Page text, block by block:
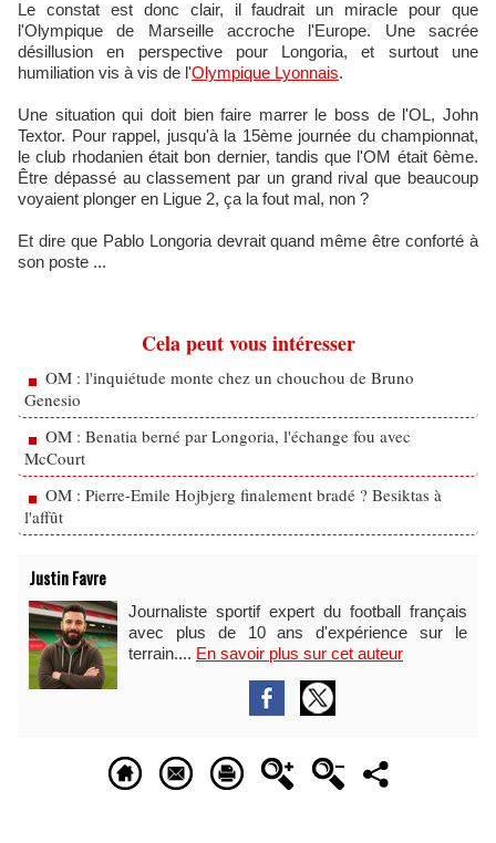
Le constat est donc clair, il faudrait un miracle pour que
l'Olympique de Marseille accroche l'Europe. Une sacrée
désillusion en perspective pour Longoria, et surtout une
humiliation vis à vis de l'Olympique Lyonnais.
Une situation qui doit bien faire marrer le boss de l'OL, John
Textor. Pour rappel, jusqu'à la 15ème journée du championnat,
le club rhodanien était bon dernier, tandis que l'OM était 6ème.
Être dépassé au classement par un grand rival que beaucoup
voyaient plonger en Ligue 2, ça la fout mal, non ?
Et dire que Pablo Longoria devrait quand même être conforté à
son poste ...
Cela peut vous intéresser
OM : l'inquiétude monte chez un chouchou de Bruno
Genesio
OM : Benatia berné par Longoria, l'échange fou avec
McCourt
OM : Pierre-Emile Hojbjerg finalement bradé ? Besiktas à
l'affût
Justin Favre
Journaliste sportif expert du football français
avec plus de 10 ans d'expérience sur le
terrain.... En savoir plus sur cet auteur